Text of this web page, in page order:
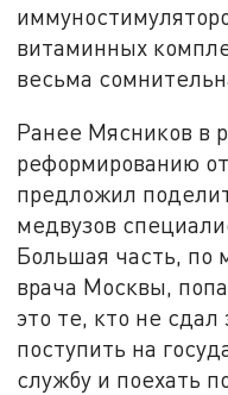
витаминных
весьма
Ранее Мясников в
реформированию
предложил
медвузов
Большая часть, по
врача Москвы,
это те, кто не сдал
поступить на
службу и поехать